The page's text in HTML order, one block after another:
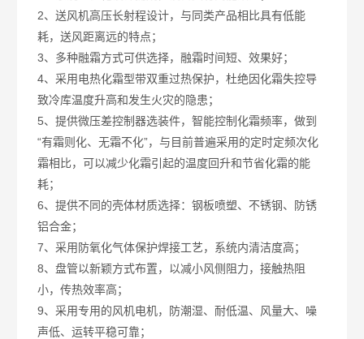
2、送风机高压长射程设计，与同类产品相比具有低能
耗，送风距离远的特点；
3、多种融霜方式可供选择，融霜时间短、效果好；
4、采用电热化霜型带双重过热保护，杜绝因化霜失控导
致冷库温度升高和发生火灾的隐患；
5、提供微压差控制器选装件，智能控制化霜频率，做到
“有霜则化、无霜不化”，与目前普遍采用的定时定频次化
霜相比，可以减少化霜引起的温度回升和节省化霜的能
耗；
6、提供不同的壳体材质选择：钢板喷塑、不锈钢、防锈
铝合金；
7、采用防氧化气体保护焊接工艺，系统内清洁度高；
8、盘管以新颖方式布置，以减小风侧阻力，接触热阻
小，传热效率高；
9、采用专用的风机电机，防潮湿、耐低温、风量大、噪
声低、运转平稳可靠；